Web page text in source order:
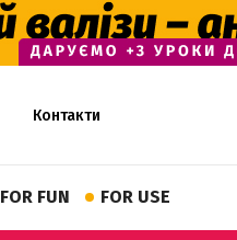
Контакти
FOR FUN FOR USE